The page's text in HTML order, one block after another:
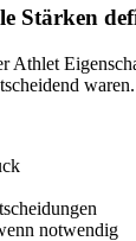
Stärken
Athlet
waren.
notwendig